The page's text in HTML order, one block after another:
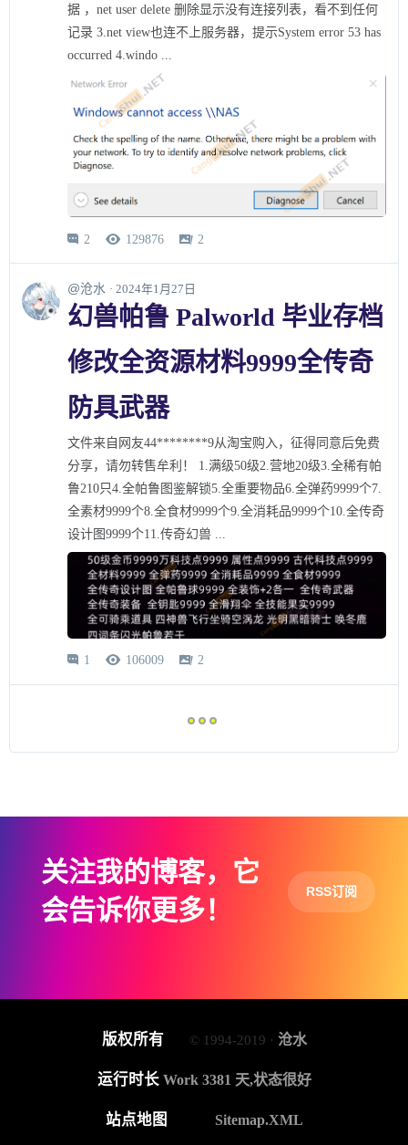
据 ，net user delete 删除显示没有连接列表，看不到任何
记录 3.net view也连不上服务器，提示System error 53 has
occurred 4.windo ...
 2  129876  2
@沧水 · 2024年1月27日
幻兽帕鲁 Palworld 毕业存档
修改全资源材料9999全传奇
防具武器
文件来自网友44********9从淘宝购入，征得同意后免费
分享，请勿转售牟利！ 1.满级50级2.营地20级3.全稀有帕
鲁210只4.全帕鲁图鉴解锁5.全重要物品6.全弹药9999个7.
全素材9999个8.全食材9999个9.全消耗品9999个10.全传奇
设计图9999个11.传奇幻兽 ...
 1  106009  2
关注我的博客，它
会告诉你更多！
RSS订阅
版权所有 © 1994-2019 · 沧水
运行时长Work 3381 天,状态很好
站点地图 Sitemap.XML